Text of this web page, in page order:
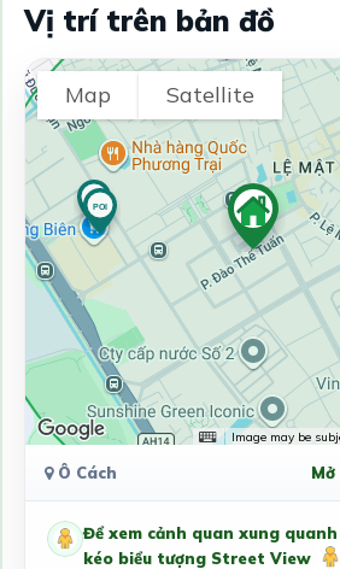
Vị trí trên bản đồ
Map Satellite
Image may be
Ô Cách
Để xem cảnh quan xung
kéo biểu tượng Street View